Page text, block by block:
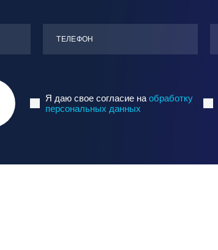
ТЕЛЕФОН
Я даю свое согласие наобработку
персональных данных